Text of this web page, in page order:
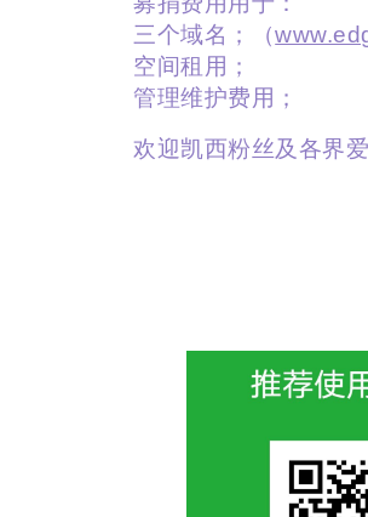
三个域名；（
空间租用；
管理维护费用；
欢迎凯西粉丝及各界